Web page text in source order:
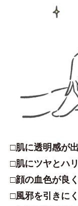
□肌に透明感が
□肌にツヤとハ
□顔の血色が良
□風邪を引きに